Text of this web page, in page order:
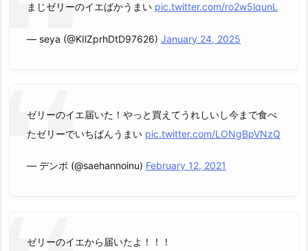
まじゼリーのイエばかうまい pic.twitter.com/ro2w5lqunL
— seya (@KIlZprhDtD97626) January 24, 2025
ゼリーのイエ届いた！やっと買えてうれしいし今まで食べ
たゼリーでいちばんうまい pic.twitter.com/LONgBpVNzQ
— デンボ (@saehannoinu) February 12, 2021
ゼリーのイエから届いたよ！！！